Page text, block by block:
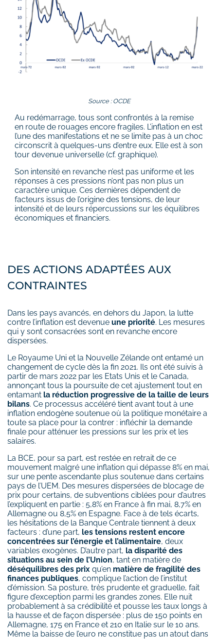
Source : OCDE
Au redémarrage, tous sont confrontés à la remise
en route de rouages encore fragiles. L’inflation en est
l’une des manifestations et ne se limite pas à un choc
circonscrit à quelques-uns d’entre eux. Elle est à son
tour devenue universelle (cf. graphique).
Son intensité en revanche n’est pas uniforme et les
réponses à ces pressions n’ont pas non plus un
caractère unique. Ces dernières dépendent de
facteurs issus de l’origine des tensions, de leur
intensité et de leurs répercussions sur les équilibres
économiques et financiers.
DES ACTIONS ADAPTÉES AUX
CONTRAINTES
Dans les pays avancés, en dehors du Japon, la lutte
contre l’inflation est devenue une priorité. Les mesures
qui y sont consacrées sont en revanche encore
dispersées.
Le Royaume Uni et la Nouvelle Zélande ont entamé un
changement de cycle dès la fin 2021. Ils ont été suivis à
partir de mars 2022 par les Etats Unis et le Canada,
annonçant tous la poursuite de cet ajustement tout en
entamant la réduction progressive de la taille de leurs
bilans. Ce processus accéléré tient avant tout à une
inflation endogène soutenue où la politique monétaire a
toute sa place pour la contrer : infléchir la demande
finale pour atténuer les pressions sur les prix et les
salaires.
La BCE, pour sa part, est restée en retrait de ce
mouvement malgré une inflation qui dépasse 8% en mai,
sur une pente ascendante plus soutenue dans certains
pays de l’UEM. Des mesures dispersées de blocage de
prix pour certains, de subventions ciblées pour d’autres
l’expliquent en partie : 5,8% en France à fin mai, 8,7% en
Allemagne ou 8,5% en Espagne. Face à de tels écarts,
les hésitations de la Banque Centrale tiennent à deux
facteurs : d’une part, les tensions restent encore
concentrées sur l’énergie et l’alimentaire, deux
variables exogènes. D’autre part, la disparité des
situations au sein de l’Union, tant en matière de
déséquilibres des prix qu’en matière de fragilité des
finances publiques, complique l’action de l’institut
d’émission. Sa posture, très prudente et graduelle, fait
figure d’exception parmi les grandes zones. Elle nuit
probablement à sa crédibilité et pousse les taux longs à
la hausse et de façon dispersée : plus de 150 points en
Allemagne, 175 en France et 210 en Italie sur le 10 ans.
Même la baisse de l’euro ne constitue pas un atout dans